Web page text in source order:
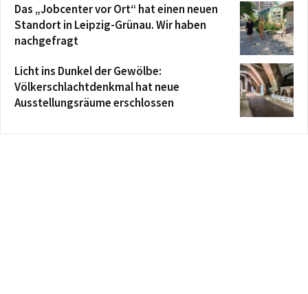
Das „Jobcenter vor Ort“ hat einen neuen
Standort in Leipzig-Grünau. Wir haben
nachgefragt
Licht ins Dunkel der Gewölbe:
Völkerschlachtdenkmal hat neue
Ausstellungsräume erschlossen